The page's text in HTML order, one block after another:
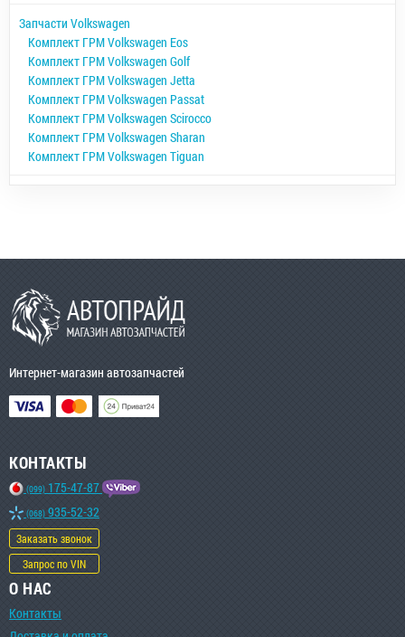
Запчасти Volkswagen
Комплект ГРМ Volkswagen Eos
Комплект ГРМ Volkswagen Golf
Комплект ГРМ Volkswagen Jetta
Комплект ГРМ Volkswagen Passat
Комплект ГРМ Volkswagen Scirocco
Комплект ГРМ Volkswagen Sharan
Комплект ГРМ Volkswagen Tiguan
Интернет-магазин автозапчастей
КОНТАКТЫ
(099) 175-47-87
(068) 935-52-32
Заказать звонок
Запрос по VIN
О НАС
Контакты